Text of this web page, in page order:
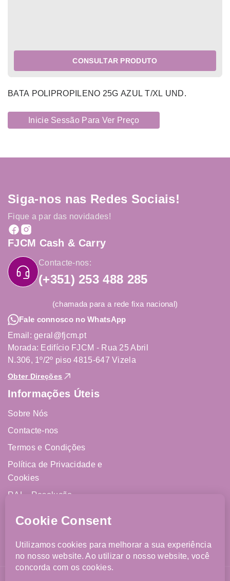
CONSULTAR PRODUTO
BATA POLIPROPILENO 25G AZUL T/XL UND.
Inicie Sessão Para Ver Preço
Siga-nos nas Redes Sociais!
Fique a par das novidades!
FJCM Cash & Carry
Contacte-nos:
(+351) 253 488 285
(chamada para a rede fixa nacional)
Fale connosco no WhatsApp
Email: geral@fjcm.pt
Morada: Edifício FJCM - Rua 25 Abril
N.306, 1º/2º piso 4815-647 Vizela
Obter Direções
Informações Úteis
Sobre Nós
Contacte-nos
Termos e Condições
Política de Privacidade e
Cookies
RAL - Resolução
Livro de Reclamações